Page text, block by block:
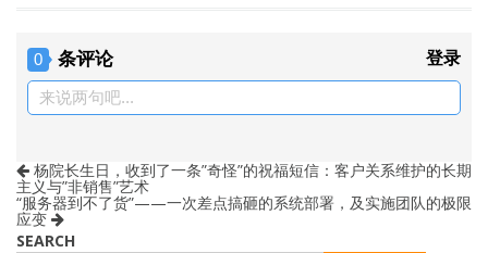
0 条评论 登录
来说两句吧...
杨院长生日，收到了一条”奇怪”的祝福短信：客户关系维护的长期
主义与”非销售”艺术
“服务器到不了货”——一次差点搞砸的系统部署，及实施团队的极限
应变
SEARCH